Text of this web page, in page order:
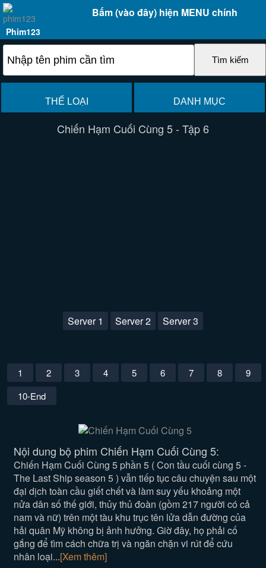
Bấm (vào đây) hiện MENU chính
Phim123
THỂ LOẠI DANH MỤC
Chiến Hạm Cuối Cùng 5 - Tập 6
Server 1 Server 2 Server 3
1 2 3 4 5 6 7 8
9
10-End
Nội dung bộ phim Chiến Hạm Cuối Cùng 5:
Chiến Hạm Cuối Cùng 5 phần 5 ( Con tầu cuối cùng 5 -
The Last Ship season 5 ) vẫn tiếp tục câu chuyện sau một
đại dịch toàn cầu giết chết và làm suy yếu khoảng một
nửa dân số thế giới, thủy thủ đoàn (gồm 217 người có cả
nam và nữ) trên một tàu khu trục tên lửa dẫn đường của
hải quân Mỹ không bị ảnh hưởng. Giờ đây, họ phải cố
gắng để tìm cách chữa trị và ngăn chặn vi rút để cứu
nhân loại...[Xem thêm]